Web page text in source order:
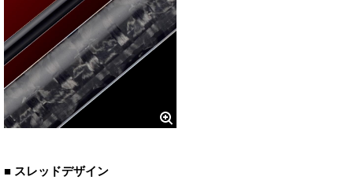
■ スレッドデザイン